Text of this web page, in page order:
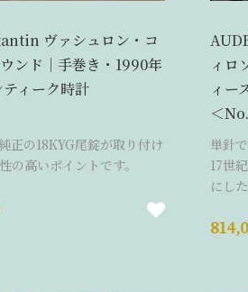
ヴァシュロン・コ
ンド｜手巻き・1990年
ィーク時計
正の18KYG尾錠が取り付け
の高いポイントです。
ィロ
ィー
＜
単針
17世
にし